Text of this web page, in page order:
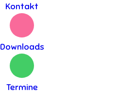
Kontakt
Downloads
Termine